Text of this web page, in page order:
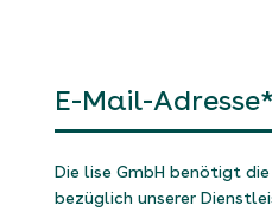
Die lise GmbH benötigt
bezüglich unserer